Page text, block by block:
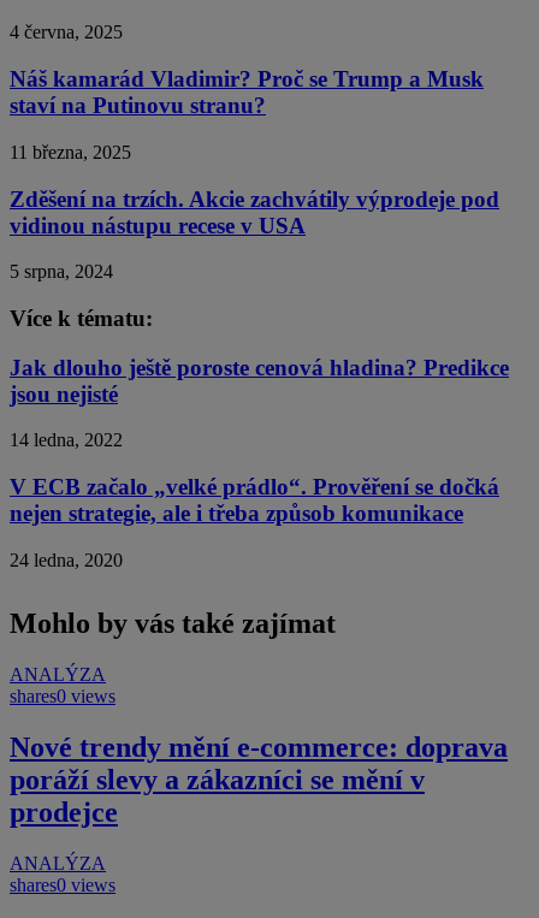
4 června, 2025
Náš kamarád Vladimir? Proč se Trump a Musk
staví na Putinovu stranu?
11 března, 2025
Zděšení na trzích. Akcie zachvátily výprodeje pod
vidinou nástupu recese v USA
5 srpna, 2024
Více k tématu:
Jak dlouho ještě poroste cenová hladina? Predikce
jsou nejisté
14 ledna, 2022
V ECB začalo „velké prádlo“. Prověření se dočká
nejen strategie, ale i třeba způsob komunikace
24 ledna, 2020
Mohlo by vás také zajímat
ANALÝZA
shares0 views
Nové trendy mění e-commerce: doprava
poráží slevy a zákazníci se mění v
prodejce
ANALÝZA
shares0 views